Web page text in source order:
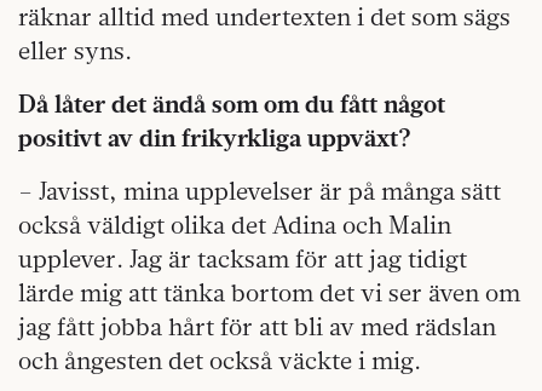
räknar alltid med undertexten i det som sägs
eller syns.
Då låter det ändå som om du fått något
positivt av din frikyrkliga uppväxt?
– Javisst, mina upplevelser är på många sätt
också väldigt olika det Adina och Malin
upplever. Jag är tacksam för att jag tidigt
lärde mig att tänka bortom det vi ser även om
jag fått jobba hårt för att bli av med rädslan
och ångesten det också väckte i mig.